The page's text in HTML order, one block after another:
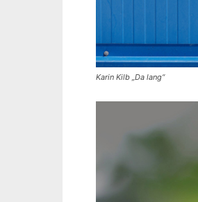
Karin Kilb „Da lang“